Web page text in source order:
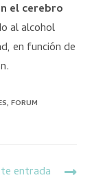
el cerebro
al alcohol
en función de
, FORUM
entrada